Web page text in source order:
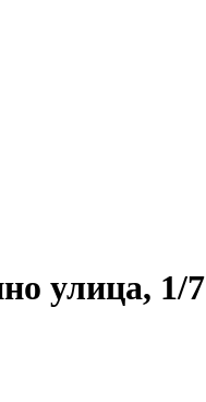
улица, 1/7